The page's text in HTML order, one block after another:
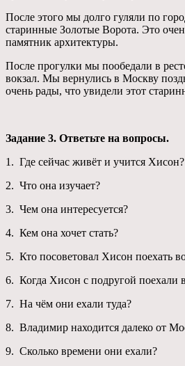
После этого мы долго гуляли по
старинные Золотые Ворота. Это
памятник архитектуры.
После прогулки мы пообедали в
вокзал. Мы вернулись в Москву
очень рады, что увидели этот
Задание 3. Ответьте на вопросы.
1. Где сейчас живёт и учится Хисон?
2. Что она изучает?
3. Чем она интересуется?
4. Кем она хочет стать?
5. Кто посоветовал Хисон поехать
6. Когда Хисон с подругой поехали
7. На чём они ехали туда?
8. Владимир находится далеко от
9. Сколько времени они ехали?